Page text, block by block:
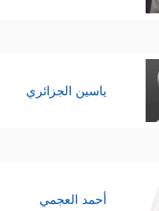
ياسين الجزائري
أحمد العجمي